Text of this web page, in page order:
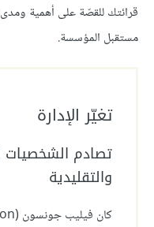
قرائتك للقصّة على أهمية
مستقبل المؤسسة.
تغيّر الإدارة
تصادم الشخصيات
والتقليدية